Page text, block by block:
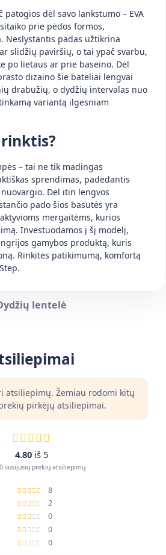
patogios dėl savo lankstumo – EVA
prie pėdos formos,
Neslystantis padas užtikrina
slidžių paviršių, o tai ypač svarbu,
po lietaus ar prie baseino. Dėl
dizaino šie bateliai lengvai
drabužių, o dydžių intervalas nuo
variantą ilgesniam
– tai ne tik madingas
sprendimas, padedantis
Dėl itin lengvos
pado šios basutės yra
mergaitėms, kurios
Investuodamos į šį modelį,
gamybos produktą, kuris
Rinkitės patikimumą, komfortą
lentelė
atsiliepimų. Žemiau rodomi kitų
prekių pirkėjų atsiliepimai.
4.80 iš 5
susijusių prekių atsiliepimų
8
2
0
0
0